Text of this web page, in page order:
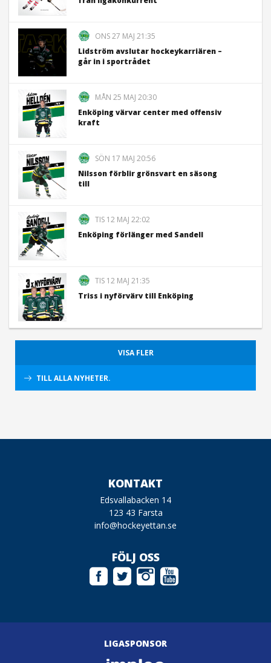
ONS 27 MAJ 21:35
Lidström avslutar hockeykarriären –
går in i sportrådet
MÅN 25 MAJ 20:30
Enköping värvar center med offensiv
kraft
SÖN 17 MAJ 20:56
Nilsson förblir grönsvart en säsong
till
TIS 12 MAJ 22:02
Enköping förlänger med Sandell
TIS 12 MAJ 21:35
Triss i nyförvärv till Enköping
VISA FLER
TILL ALLA NYHETER.
KONTAKT
Edsvallabacken 14
123 43 Farsta
info@hockeyettan.se
FÖLJ OSS
LIGASPONSOR